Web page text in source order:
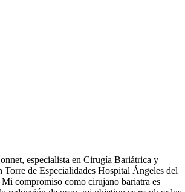
especialista en Cirugía Bariátrica y
Torre de Especialidades Hospital Ángeles del
compromiso como cirujano bariatra es